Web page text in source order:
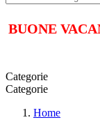
BUONE
Categorie
Categorie
Home